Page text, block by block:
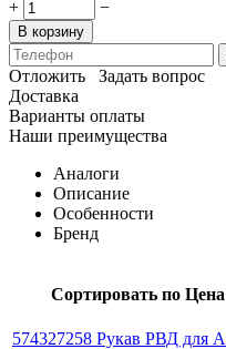
+ −
В корзину
Отложить
Задать вопрос
Доставка
Варианты оплаты
Наши преимущества
Аналоги
Описание
Особенности
Бренд
Сортировать по Цена